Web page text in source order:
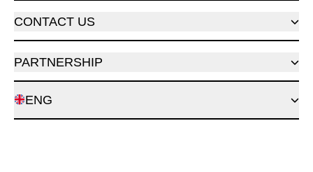
CONTACT US
PARTNERSHIP
ENG